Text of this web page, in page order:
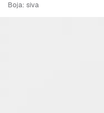
Boja: siva